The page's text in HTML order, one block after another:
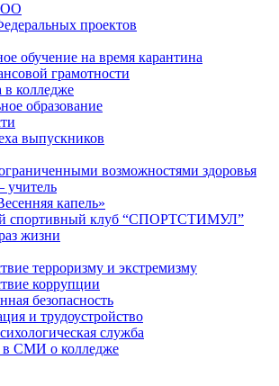
ОО
проектов
обучение на время карантина
грамотности
в колледже
образование
выпускников
возможностями здоровья
капель»
спортивный клуб “СПОРТСТИМУЛ”
жизни
терроризму и экстремизму
коррупции
безопасность
и трудоустройство
служба
СМИ о колледже